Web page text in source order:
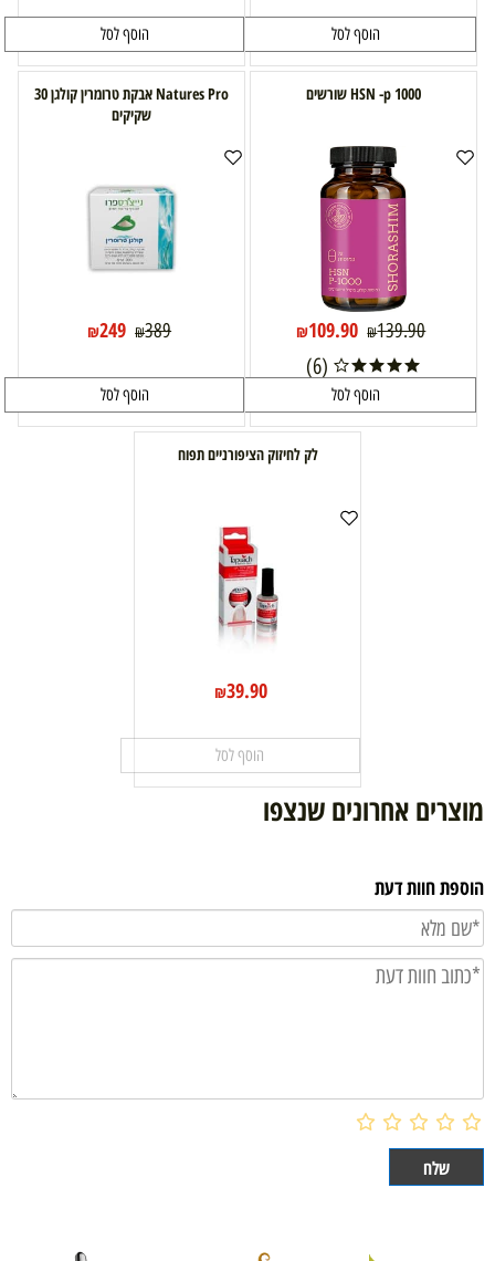
הוסף לסל הוסף לסל
HSN -p 1000 שורשים
₪139.90
₪109.90
(6)
הוסף לסל
Natures Pro אבקת טרומרין קולגן 30
שקיקים
₪389
₪249
הוסף לסל
לק לחיזוק הציפורניים תפוח
₪39.90
הוסף לסל
מוצרים אחרונים שנצפו
הוספת חוות דעת